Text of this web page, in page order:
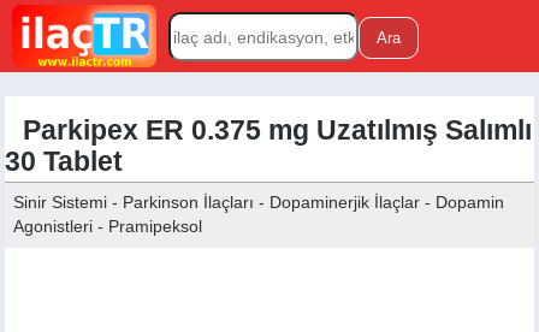
Parkipex ER 0.375 mg Uzatılmış Salımlı
30 Tablet
Sinir Sistemi - Parkinson İlaçları - Dopaminerjik İlaçlar - Dopamin
Agonistleri - Pramipeksol